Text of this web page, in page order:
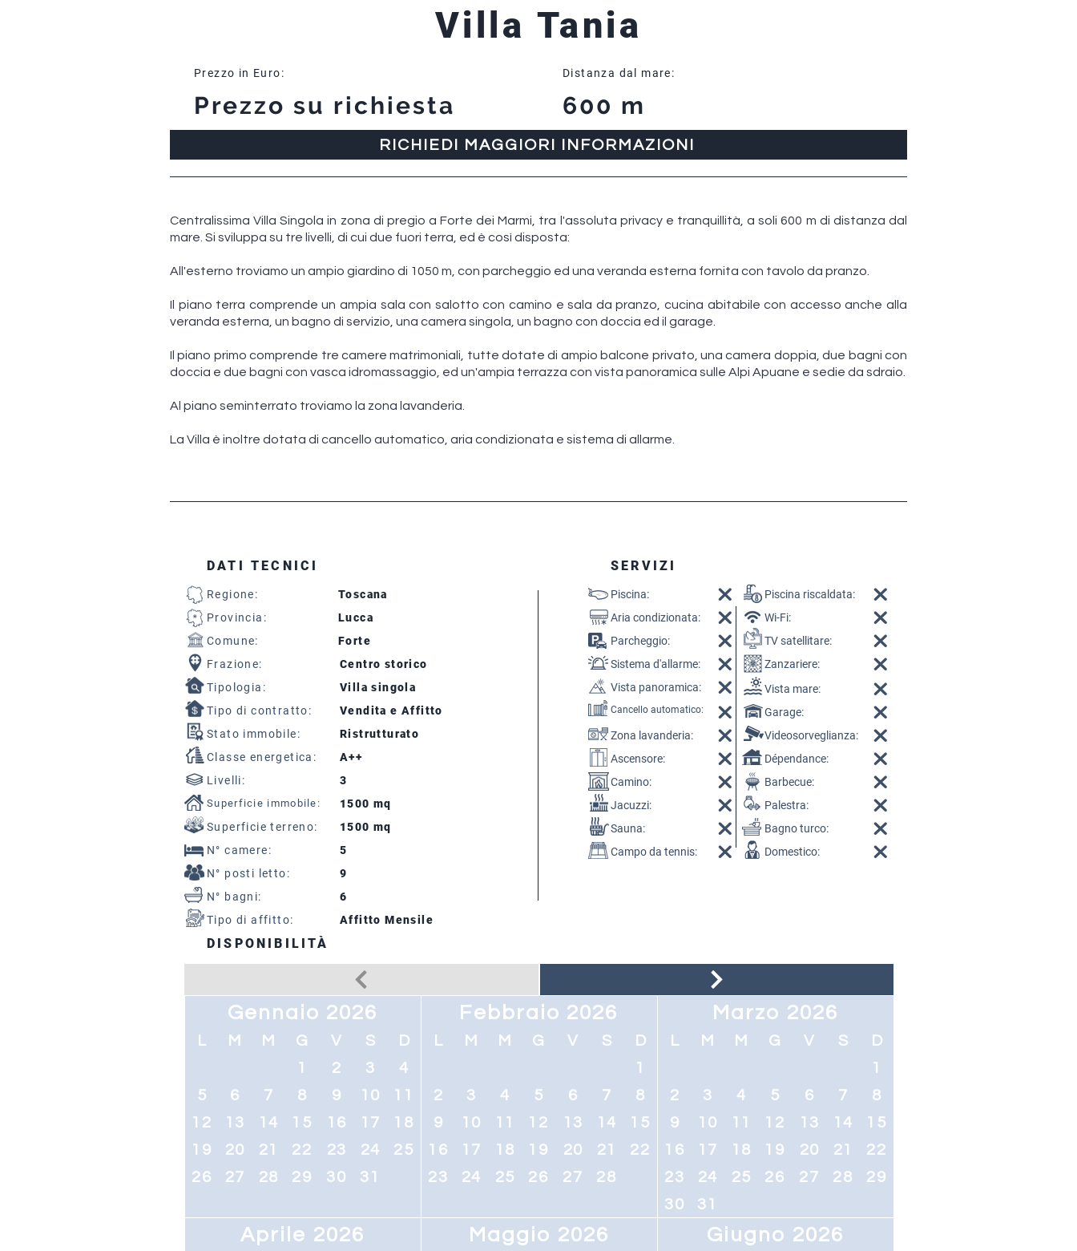
Villa Tania
Prezzo in Euro:
Prezzo su richiesta
Distanza dal mare:
600 m
RICHIEDI MAGGIORI INFORMAZIONI
Centralissima Villa Singola in zona di pregio a Forte dei Marmi, tra l'assoluta privacy e tranquillità, a soli 600 m di distanza dal
mare. Si sviluppa su tre livelli, di cui due fuori terra, ed è così disposta:
All'esterno troviamo un ampio giardino di 1050 m, con parcheggio ed una veranda esterna fornita con tavolo da pranzo.
Il piano terra comprende un ampia sala con salotto con camino e sala da pranzo, cucina abitabile con accesso anche alla
veranda esterna, un bagno di servizio, una camera singola, un bagno con doccia ed il garage.
Il piano primo comprende tre camere matrimoniali, tutte dotate di ampio balcone privato, una camera doppia, due bagni con
doccia e due bagni con vasca idromassaggio, ed un'ampia terrazza con vista panoramica sulle Alpi Apuane e sedie da sdraio.
Al piano seminterrato troviamo la zona lavanderia.
La Villa è inoltre dotata di cancello automatico, aria condizionata e sistema di allarme.
DATI TECNICI SERVIZI
Regione:
Toscana
Provincia:
Lucca
Comune:
Forte
Frazione:
Centro storico
Tipologia:
Villa singola
Tipo di contratto:
Vendita e Affitto
Piscina:
Aria condizionata:
Parcheggio:
Sistema d'allarme:
Vista panoramica:
Cancello automatico:
Piscina riscaldata:
Wi-Fi:
TV satellitare:
Zanzariere:
Vista mare:
Garage:
Stato immobile:
Classe energetica:
Livelli:
Superficie immobile:
Superficie terreno:
N° camere:
N° posti letto:
Ristrutturato Zona lavanderia:
Videosorveglianza:
Ascensore:
A++
Dépendance:
3
1500 mq
1500 mq
5
Camino:
Jacuzzi:
Sauna:
Campo da tennis:
Barbecue:
Palestra:
Bagno turco:
Domestico:
9
N° bagni:
6
Tipo di affitto:
Affitto Mensile
DISPONIBILITÀ
Gennaio 2026
L M M G V S
D
1
2 3
4
5
6 7 8 9 10
11
12
13 14 15 16 17
18
19
20 21 22 23 24
25
26
27 28 29 30 31
Aprile 2026
Febbraio 2026
L M M G V S
D
1
2
3 4 5 6 7
8
9
10 11 12 13 14
15
16
17 18 19 20 21
22
23
24 25 26 27 28
Maggio 2026
Marzo 2026
L M M G V S
D
1
2
3 4 5 6 7
8
9
10 11 12 13 14
15
16
17 18 19 20 21
22
23
24 25 26 27 28
29
30
31
Giugno 2026